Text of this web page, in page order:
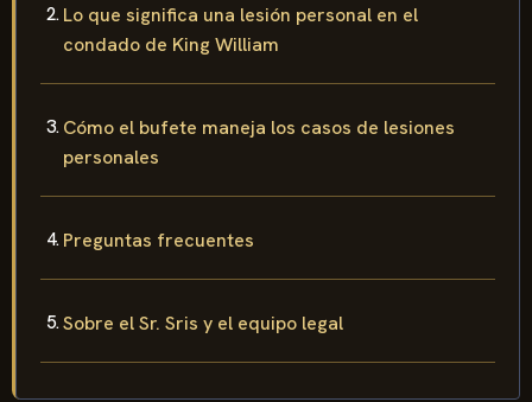
Lo que significa una lesión personal en el
condado de King William
Cómo el bufete maneja los casos de lesiones
personales
Preguntas frecuentes
Sobre el Sr. Sris y el equipo legal